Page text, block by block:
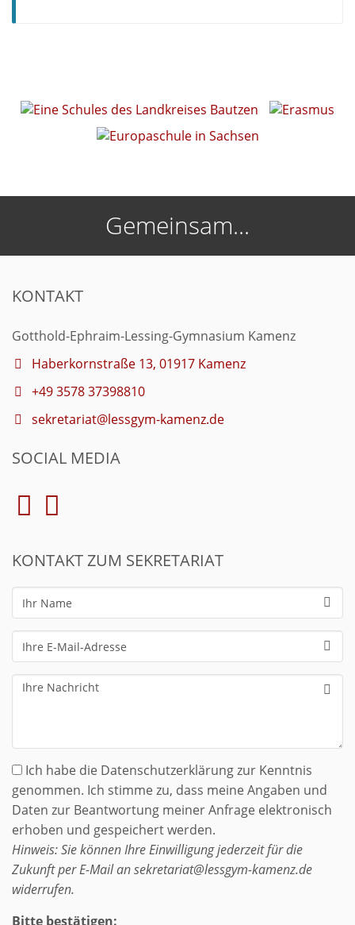
Gemeinsam...
KONTAKT
Gotthold-Ephraim-Lessing-Gymnasium Kamenz
Haberkornstraße 13, 01917 Kamenz
+49 3578 37398810
sekretariat@lessgym-kamenz.de
SOCIAL MEDIA
KONTAKT ZUM SEKRETARIAT
Ihr
Name
Ihre
E-
Mail-
Ihre
Ich habe die Datenschutzerklärung zur Kenntnis
genommen. Ich stimme zu, dass meine Angaben und
Daten zur Beantwortung meiner Anfrage elektronisch
erhoben und gespeichert werden.
Hinweis: Sie können Ihre Einwilligung jederzeit für die
Zukunft per E-Mail an sekretariat@lessgym-kamenz.de
widerrufen.
Bitte bestätigen: